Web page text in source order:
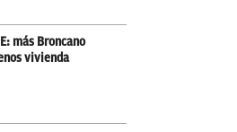
más Broncano
vivienda